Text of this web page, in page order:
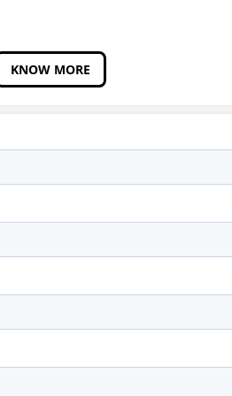
KNOW MORE